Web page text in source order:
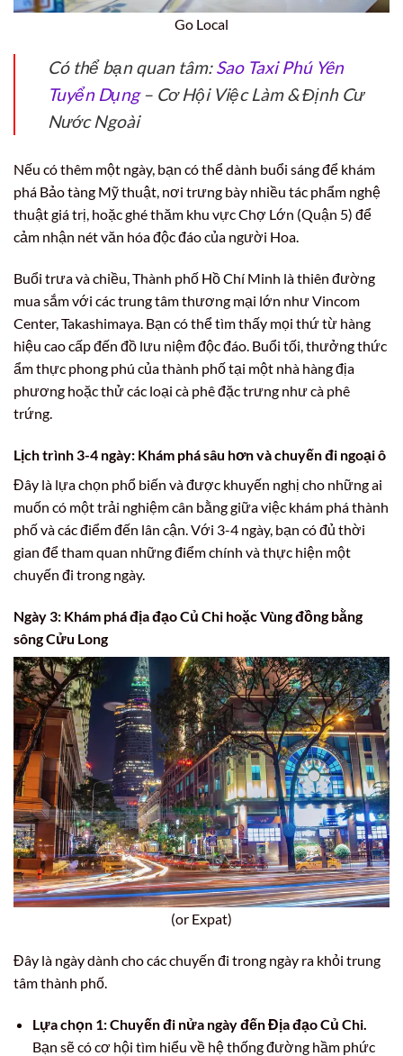
Go Local
Có thể bạn quan tâm:Sao Taxi Phú Yên
Tuyển Dụng– Cơ Hội Việc Làm & Định Cư
Nước Ngoài
Nếu có thêm một ngày, bạn có thể dành buổi sáng để khám
phá Bảo tàng Mỹ thuật, nơi trưng bày nhiều tác phẩm nghệ
thuật giá trị, hoặc ghé thăm khu vực Chợ Lớn (Quận 5) để
cảm nhận nét văn hóa độc đáo của người Hoa.
Buổi trưa và chiều, Thành phố Hồ Chí Minh là thiên đường
mua sắm với các trung tâm thương mại lớn như Vincom
Center, Takashimaya. Bạn có thể tìm thấy mọi thứ từ hàng
hiệu cao cấp đến đồ lưu niệm độc đáo. Buổi tối, thưởng thức
ẩm thực phong phú của thành phố tại một nhà hàng địa
phương hoặc thử các loại cà phê đặc trưng như cà phê
trứng.
Lịch trình 3-4 ngày: Khám phá sâu hơn và chuyến đi ngoại ô
Đây là lựa chọn phổ biến và được khuyến nghị cho những ai
muốn có một trải nghiệm cân bằng giữa việc khám phá thành
phố và các điểm đến lân cận. Với 3-4 ngày, bạn có đủ thời
gian để tham quan những điểm chính và thực hiện một
chuyến đi trong ngày.
Ngày 3: Khám phá địa đạo Củ Chi hoặc Vùng đồng bằng
sông Cửu Long
(or Expat)
Đây là ngày dành cho các chuyến đi trong ngày ra khỏi trung
tâm thành phố.
Lựa chọn 1: Chuyến đi nửa ngày đến Địa đạo Củ Chi.
Bạn sẽ có cơ hội tìm hiểu về hệ thống đường hầm phức